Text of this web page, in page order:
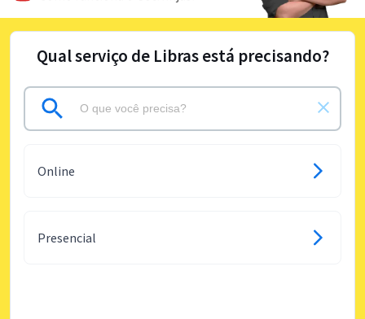
Qual serviço de Libras está precisando?
Online
Presencial